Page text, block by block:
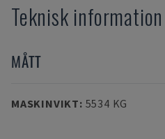
Teknisk information
MÅTT
MASKINVIKT: 5534 KG